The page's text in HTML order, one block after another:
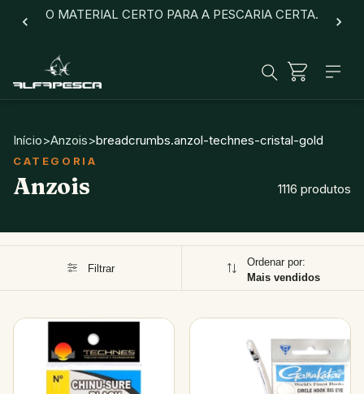
O MATERIAL CERTO PARA A PESCARIA CERTA.
Início>Anzois>breadcrumbs.anzol-technes-cristal-gold
Anzois 1116 produtos
Filtrar
Ordenar por:
Mais vendidos